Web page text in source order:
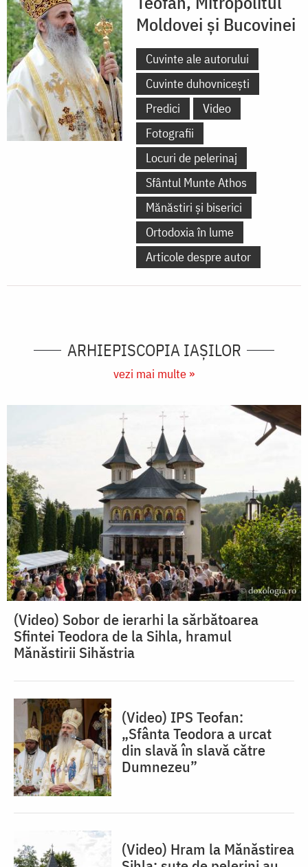
Moldovei și Bucovinei
Cuvinte ale autorului
Cuvinte duhovnicești
Predici
Video
Fotografii
Locuri de pelerinaj
Sfântul Munte Athos
Mănăstiri și biserici
Ortodoxia în lume
Articole despre autor
ARHIEPISCOPIA IAŞILOR
vezi mai multe »
(Video) Sobor de ierarhi la sărbătoarea
Sfintei Teodora de la Sihla, hramul
Mănăstirii Sihăstria
(Video) IPS Teofan:
„Sfânta Teodora a urcat
din slavă în slavă către
Dumnezeu”
(Video) Hram la Mănăstirea